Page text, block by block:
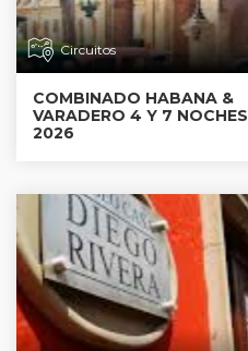
Circuitos
COMBINADO HABANA &
VARADERO 4 Y 7 NOCHES
2026